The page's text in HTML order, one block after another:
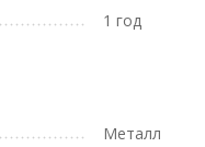
1 год
Металл